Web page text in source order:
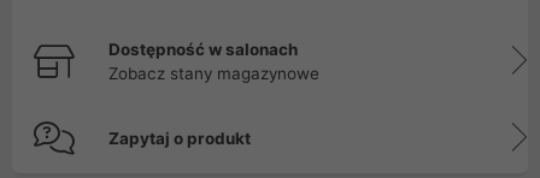
Dostępność w salonach
Zobacz stany magazynowe
Zapytaj o produkt